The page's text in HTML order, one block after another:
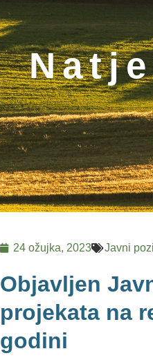
24 ožujka, 2023 Javni
Objavljen
projekata na
godini